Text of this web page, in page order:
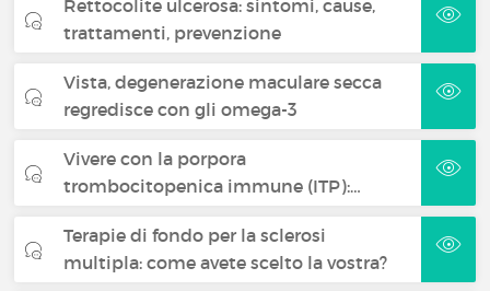
Rettocolite ulcerosa: sintomi, cause,
trattamenti, prevenzione
Vista, degenerazione maculare secca
regredisce con gli omega-3
Vivere con la porpora
trombocitopenica immune (ITP):…
Terapie di fondo per la sclerosi
multipla: come avete scelto la vostra?